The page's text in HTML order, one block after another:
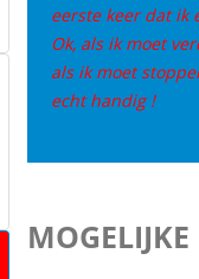
eerste keer dat ik
Ok, als ik moet
als ik moet
echt handig !